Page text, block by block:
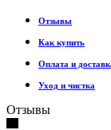
Отзывы
Как купить
Оплата и
Уход и чистка
Отзывы